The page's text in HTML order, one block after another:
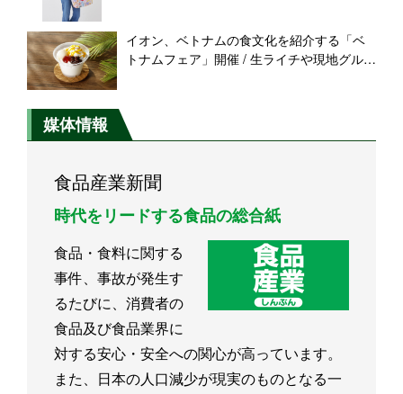
イオン、ベトナムの食文化を紹介する「ベ
トナムフェア」開催 / 生ライチや現地グル
媒体情報
食品産業新聞
時代をリードする食品の総合紙
食品・食料に関する
事件、事故が発生す
るたびに、消費者の
食品及び食品業界に
対する安心・安全への関心が高っています。
また、日本の人口減少が現実のものとなる一